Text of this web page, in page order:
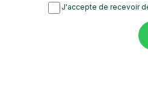
J'accepte de recevoir